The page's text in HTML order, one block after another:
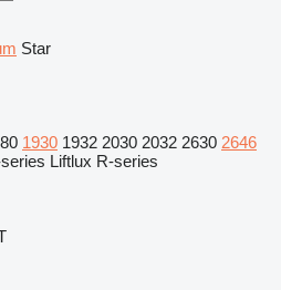
Star
1930 1932 2030 2032 2630 2646
Liftlux R-series